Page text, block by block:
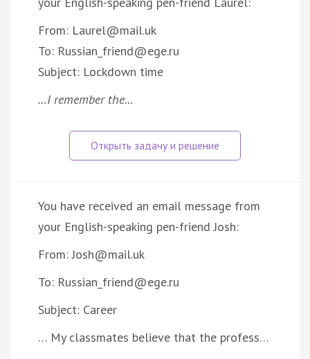
From: Laurel@mail.uk
To: Russian_friend@ege.ru
Subject: Lockdown time
…I remember the…
You have received an email message from
your English-speaking pen-friend Josh:
From: Josh@mail.uk
To: Russian_friend@ege.ru
Subject: Career
… My classmates believe that the profess…